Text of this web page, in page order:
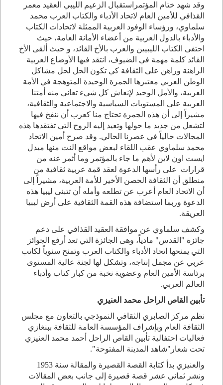
وقد شهد ختام المؤتمراستقبال الزعيم الليبي العقيد معمر
القذافي للأمين العام لاتحاد الأدباء والكتاب العرب محمد
سلماوي، ورؤساء الوفود العربية الممثلة لاتحادات الكتاب
والأدباء بالدول العربية من أعضاء الأمانة العامة، حيث
احتفى الكتاب الليبيين والعرب بالأخ القائد، و حيث ألقى الأخ
القائد كلمة مهمة في الضيوف، انتقد فيها الأوضاع العربية
الراهنة وراهن على الثقافة كي تكون الحل لحل مشاكل
الوطن العربي معتبرها الجمرة الوحيدة المتوهجة في الأمة
العربية، والأمل الوحيد لإنعاش كل شيء تعانى منه أمتنا
العربية على المستويات السياسية والاجتماعية والثقافية،
مشيراً إلى أن هذه الجمرة تحتاج منا كعرب أن ننفخ فيها
لتشعل من جديد ما حولها وتعيد إليه الروح التي تفتقدها هذه
المجالات حالياً في عصرنا الحالي. وقد صرح أمين الاتحاد
محمد سلماوي عقب اللقاء لبعض مواقع النت منها ميدل
ايست اون لاين لأهم ما جاء بالمؤتمر وما أثمر عنه من
قرارات على رأسها الدعوة لعقد قمة عربية ثقافية من
منطلق أن الثقافة الحصن الأخير للأمة العربية، مشيراً إلى
أن الاتحاد العام أعرب عن تطلعه وأمله أن تتبنى ليبيا هذه
الدعوة وربما استضافة هذه القمة الثقافية على أرض ليبيا
العريقة.
وكشف سلماوي عن موافقة العقيد القذافي على دعم
جائزة "القدس" مادياً، وهى الجائزة التي تعد أرفع الجوائز
التي يمنحها اتحاد الأدباء والكتاب العرب وتمنح سنوياً لكاتب
عربي عن مجمل إنتاجه، وتشكل لها لجنة عالية المستوى
برئاسة الأمين العام وعضوية نخبة من كبار كتاب وأدباء
العالم العربي.
تأبين القاص الراحل محمد العنيزي
نظم مركز الصابري الثقافي النموذجي بالتعاون مع مجلس
الثقافة العام وبإشراف المؤسسة العامة للثقافة ببنغازي
فعاليات احتفالية تأبين القاص الراحل أحمد محمد العنيزي
تحت شعار"شاهد المدينة المفتوحة".
والعنيزي بدأ كتابة القصة القصيرة والمقالة سنة 1953
ونشر ثماني عشر قصة قصيرة إلى جانب بعض المقالات